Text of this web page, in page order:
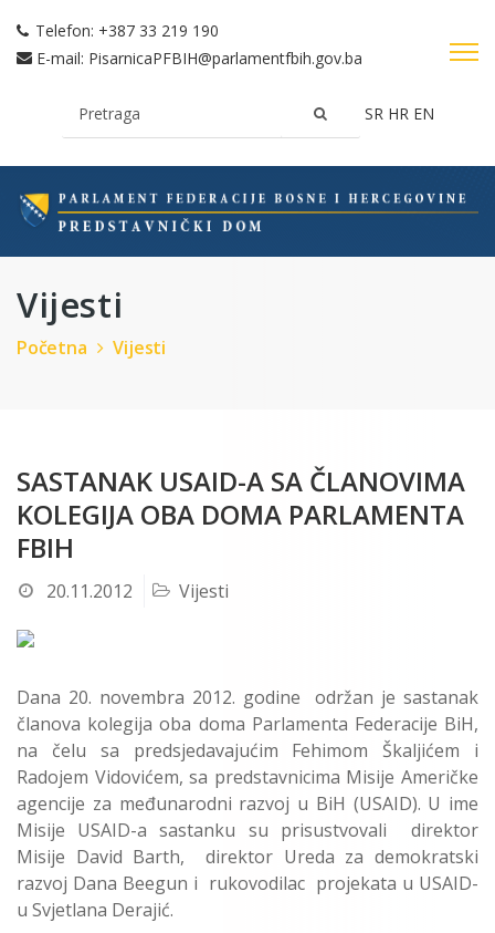
Telefon: +387 33 219 190
E-mail: PisarnicaPFBIH@parlamentfbih.gov.ba
SR HR EN
Vijesti
Početna Vijesti
SASTANAK USAID-A SA ČLANOVIMA
KOLEGIJA OBA DOMA PARLAMENTA
FBIH
20.11.2012 Vijesti
Dana 20. novembra 2012. godine održan je sastanak
članova kolegija oba doma Parlamenta Federacije BiH,
na čelu sa predsjedavajućim Fehimom Škaljićem i
Radojem Vidovićem, sa predstavnicima Misije Američke
agencije za međunarodni razvoj u BiH (USAID). U ime
Misije USAID-a sastanku su prisustvovali direktor
Misije David Barth, direktor Ureda za demokratski
razvoj Dana Beegun i rukovodilac projekata u USAID-
u Svjetlana Derajić.